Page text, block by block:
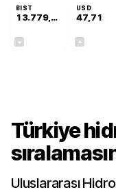
BIST
13.779,39
USD
47,71
Türkiye
Uluslararası